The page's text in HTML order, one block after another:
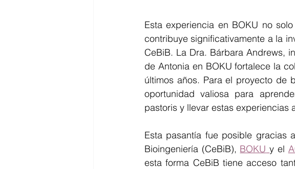
Esta experiencia en BOKU no
contribuye significativamente a la
CeBiB. La Dra. Bárbara Andrews,
de Antonia en BOKU fortalece la
últimos años. Para el proyecto de
oportunidad valiosa para
pastoris y llevar estas experiencias
Esta pasantía fue posible gracias
Bioingeniería (CeBiB), BOKU y el
esta forma CeBiB tiene acceso